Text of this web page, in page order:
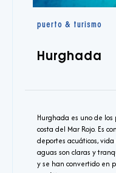
puerto & turismo
Hurghada
Hurghada es uno de
costa del Mar Rojo. Es
deportes acuáticos,
aguas son claras y
y se han convertido en